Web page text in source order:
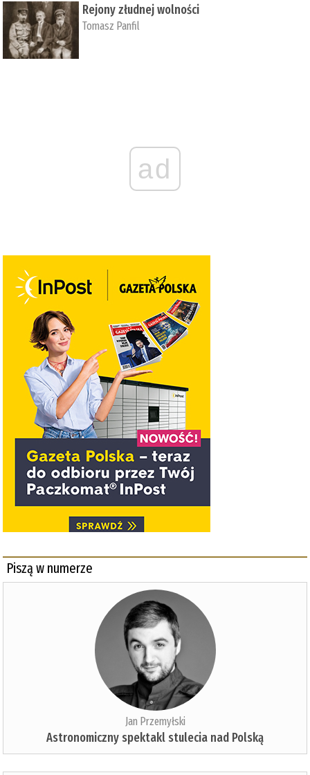
Rejony złudnej wolności
Tomasz Panfil
ad
Piszą w numerze
Jan Przemyłski
Astronomiczny spektakl stulecia nad Polską